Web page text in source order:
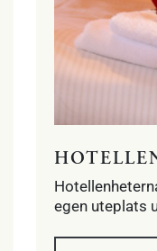
egen uteplats
hårtork.